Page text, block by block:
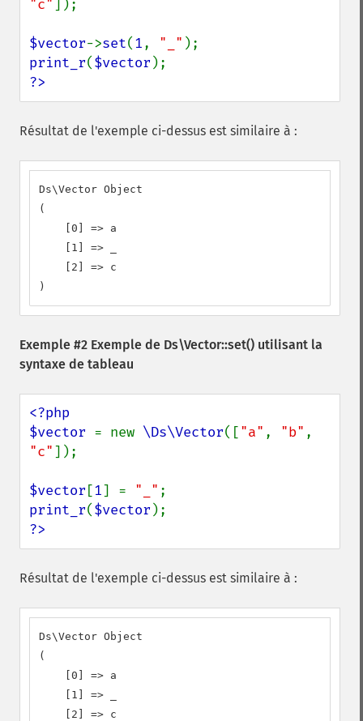
"c"]);
$vector->set(1, "_"
print_r($vector
?>
Résultat de l'exemple ci-dessus est similaire à :
Ds\Vector Object
(
    [0] => a
    [1] => _
    [2] => c
)
Exemple #2 Exemple de Ds\Vector::set() utilisant la
syntaxe de tableau
<?php
$vector = new \Ds\Vector(["a" , "b"
"c"]);
$vector [1] = "_"
print_r($vector
?>
Résultat de l'exemple ci-dessus est similaire à :
Ds\Vector Object
(
    [0] => a
    [1] => _
    [2] => c